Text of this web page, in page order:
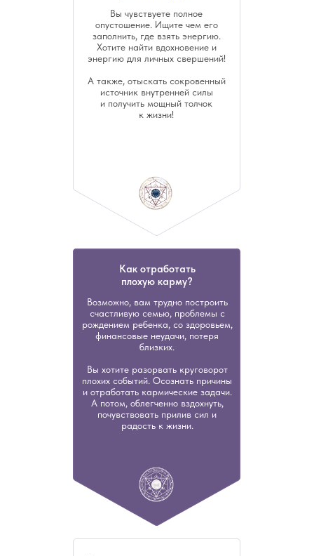
Вы чувствуете полное
опустошение. Ищите чем его
заполнить, где взять энергию.
Хотите найти вдохновение и
энергию для личных свершений!
А также, отыскать сокровенный
источник внутренней силы
и получить мощный толчок
к жизни!
Возможно, вам трудно построить
счастливую семью, проблемы с
рождением ребенка, со здоровьем,
финансовые неудачи, потеря
близких.
Вы хотите разорвать круговорот
плохих событий. Осознать причины
и отработать кармические задачи.
А потом, облегченно вздохнуть,
почувствовать прилив сил и
радость к жизни.
Как отработать
плохую карму?